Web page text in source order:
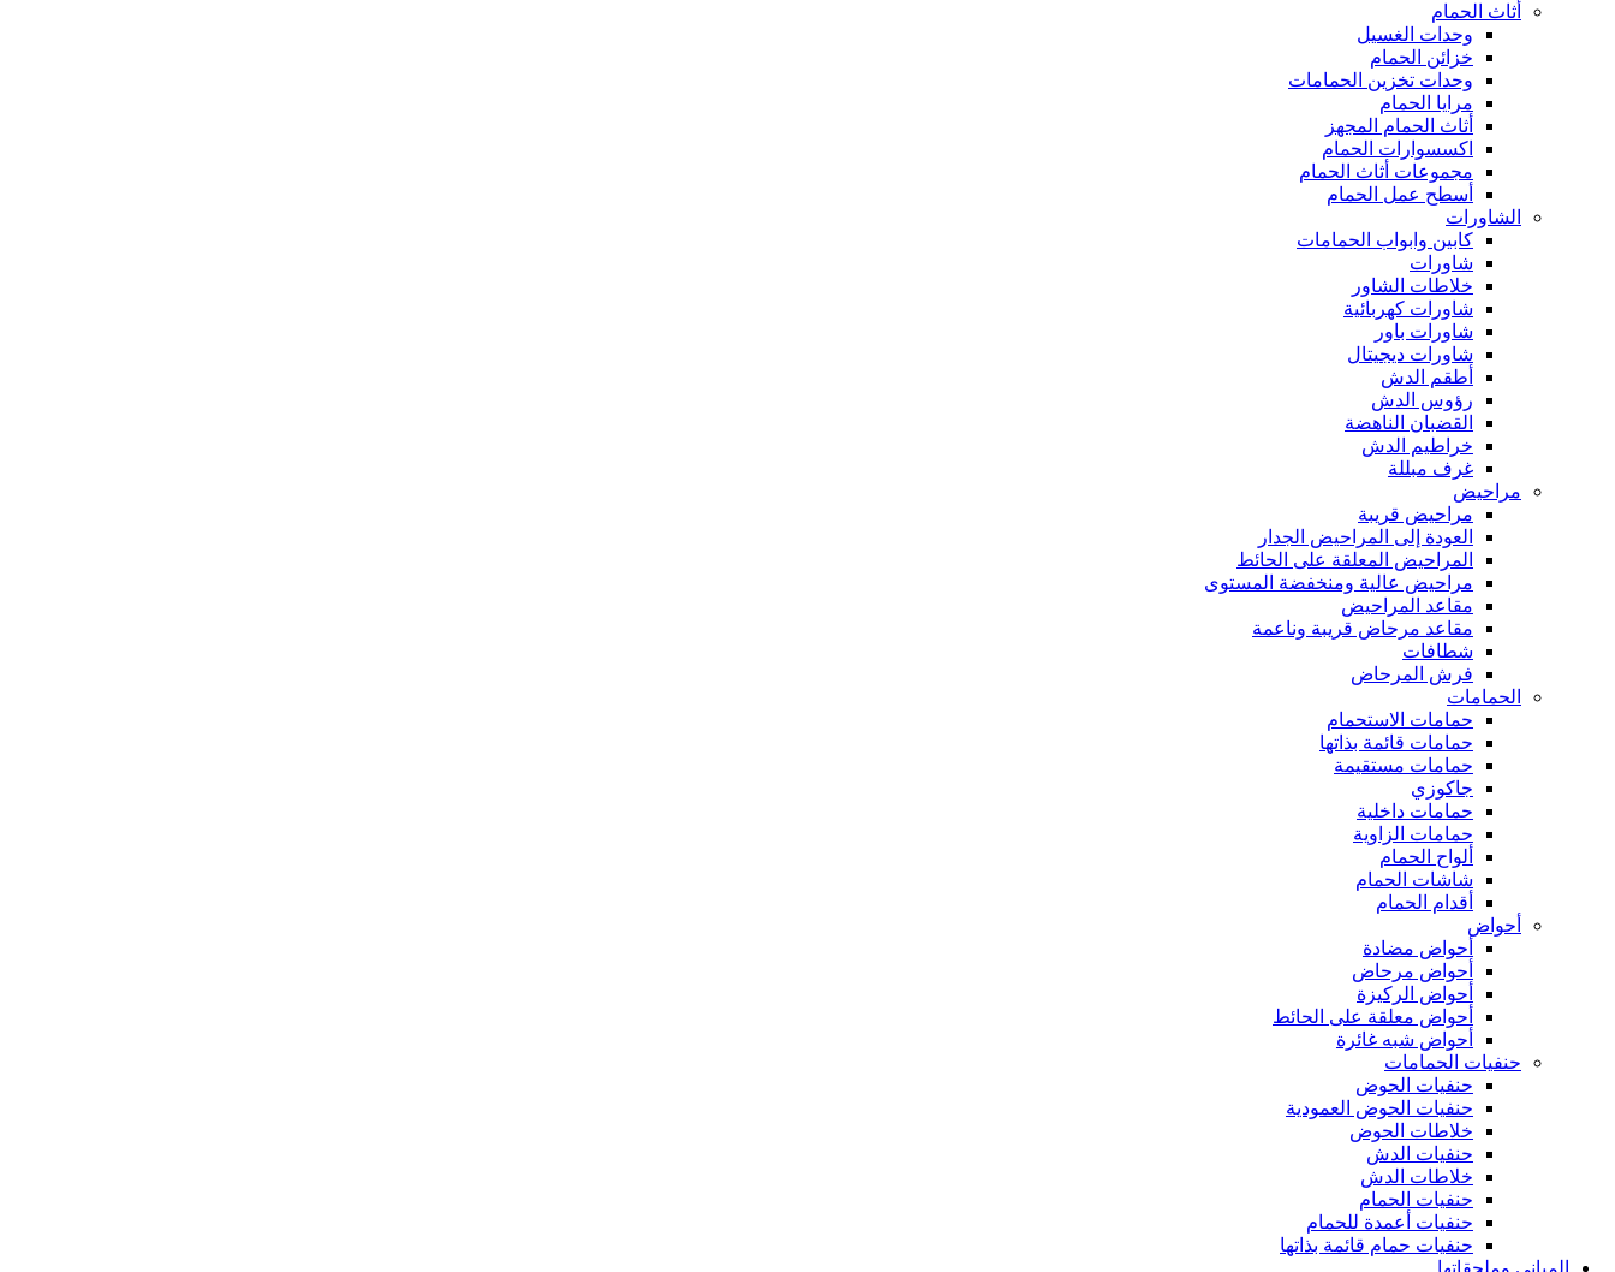
أثاث الحمام
وحدات الغسيل
خزائن الحمام
وحدات تخزين الحمامات
مرايا الحمام
أثاث الحمام المجهز
اكسسوارات الحمام
مجموعات أثاث الحمام
أسطح عمل الحمام
الشاورات
كابين وابواب الحمامات
شاورات
خلاطات الشاور
شاورات كهربائية
شاورات باور
شاورات ديجيتال
أطقم الدش
رؤوس الدش
القضبان الناهضة
خراطيم الدش
غرف مبللة
مراحيض
مراحيض قريبة
العودة إلى المراحيض الجدار
المراحيض المعلقة على الحائط
مراحيض عالية ومنخفضة المستوى
مقاعد المراحيض
مقاعد مرحاض قريبة وناعمة
شطافات
فرش المرحاض
الحمامات
حمامات الاستحمام
حمامات قائمة بذاتها
حمامات مستقيمة
جاكوزي
حمامات داخلية
حمامات الزاوية
ألواح الحمام
شاشات الحمام
أقدام الحمام
أحواض
أحواض مضادة
أحواض مرحاض
أحواض الركيزة
أحواض معلقة على الحائط
أحواض شبه غائرة
حنفيات الحمامات
حنفيات الحوض
حنفيات الحوض العمودية
خلاطات الحوض
حنفيات الدش
خلاطات الدش
حنفيات الحمام
حنفيات أعمدة للحمام
حنفيات حمام قائمة بذاتها
المباني وملحقاتها